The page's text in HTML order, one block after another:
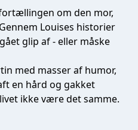
om den mor,
Louises historier
glip af - eller måske
med masser af humor,
en hård og gakket
ikke være det samme.